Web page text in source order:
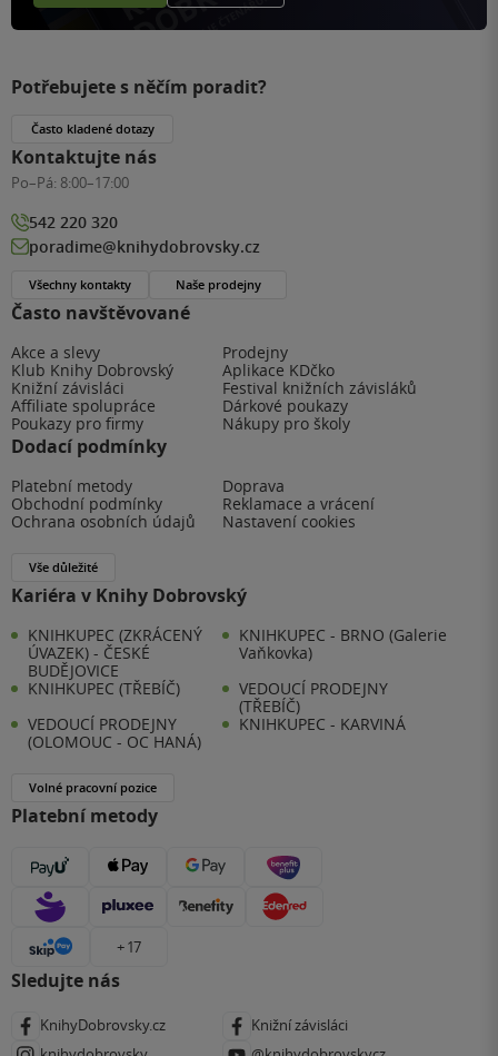
Často navštěvované
Akce a slevy
Prodejny
Klub Knihy Dobrovský
Aplikace KDčko
Knižní závisláci
Festival knižních závisláků
Affiliate spolupráce
Dárkové poukazy
Poukazy pro firmy
Nákupy pro školy
Dodací podmínky
Platební metody
Doprava
Obchodní podmínky
Reklamace a vrácení
Ochrana osobních údajů
Nastavení cookies
Vše důležité
Kariéra v Knihy Dobrovský
KNIHKUPEC (ZKRÁCENÝ
ÚVAZEK) - ČESKÉ
BUDĚJOVICE
KNIHKUPEC - BRNO (Galerie
Vaňkovka)
KNIHKUPEC (TŘEBÍČ)
VEDOUCÍ PRODEJNY
(TŘEBÍČ)
VEDOUCÍ PRODEJNY
(OLOMOUC - OC HANÁ)
KNIHKUPEC - KARVINÁ
Volné pracovní pozice
Platební metody
+ 17
Sledujte nás
KnihyDobrovsky.cz
Knižní závisláci
Potřebujete s něčím poradit?
Často kladené dotazy
Kontaktujte nás
Po–Pá: 8:00–17:00
542 220 320
poradime@knihydobrovsky.cz
Všechny kontakty Naše prodejny